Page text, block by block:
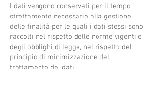
I dati vengono conservati per il tempo
strettamente necessario alla gestione
delle finalità per le quali i dati stessi sono
raccolti nel rispetto delle norme vigenti e
degli obblighi di legge, nel rispetto del
principio di minimizzazione del
trattamento dei dati.